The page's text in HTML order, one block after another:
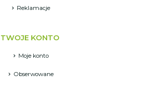
Reklamacje
TWOJE KONTO
Moje konto
Obserwowane